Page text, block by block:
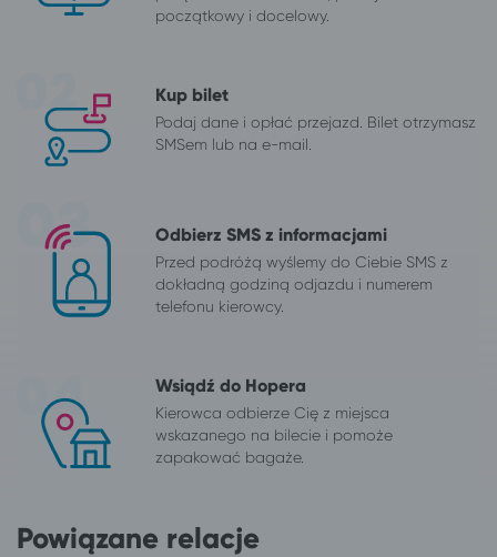
początkowy i docelowy.
Kup bilet
Podaj dane i opłać przejazd. Bilet otrzymasz
SMSem lub na e-mail.
Odbierz SMS z informacjami
Przed podróżą wyślemy do Ciebie SMS z
dokładną godziną odjazdu i numerem
telefonu kierowcy.
Wsiądź do Hopera
Kierowca odbierze Cię z miejsca
wskazanego na bilecie i pomoże
zapakować bagaże.
Powiązane relacje